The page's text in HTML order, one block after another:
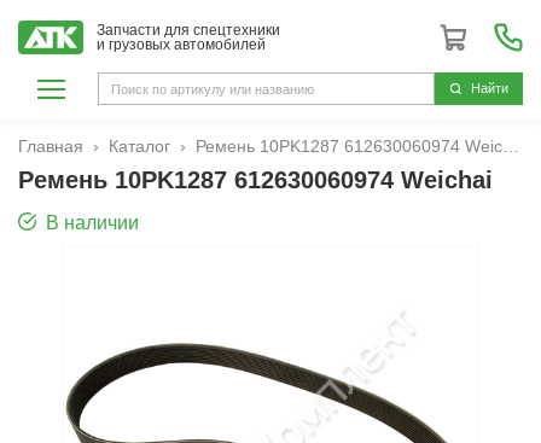
Запчасти для спецтехники
и грузовых автомобилей
Hайти
Главная Каталог Ремень 10PK1287 612630060974 Weichai
Ремень 10PK1287 612630060974 Weichai
В наличии